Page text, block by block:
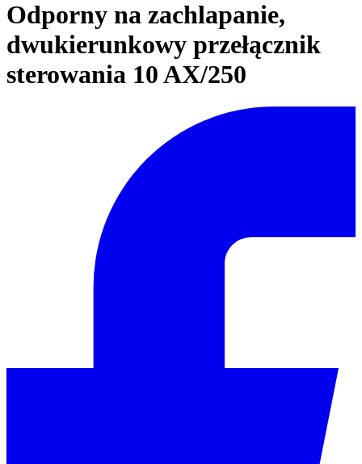
Odporny na zachlapanie,
dwukierunkowy przełącznik
sterowania 10 AX/250